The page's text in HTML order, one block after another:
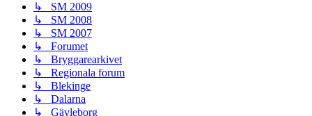
↳ SM 2009
↳ SM 2008
↳ SM 2007
↳ Forumet
↳ Bryggarearkivet
↳ Regionala forum
↳ Blekinge
↳ Dalarna
↳ Gävleborg